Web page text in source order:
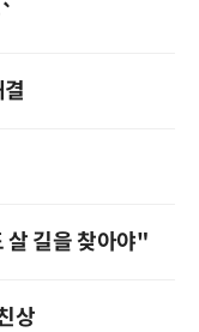
길을 찾아야"
상